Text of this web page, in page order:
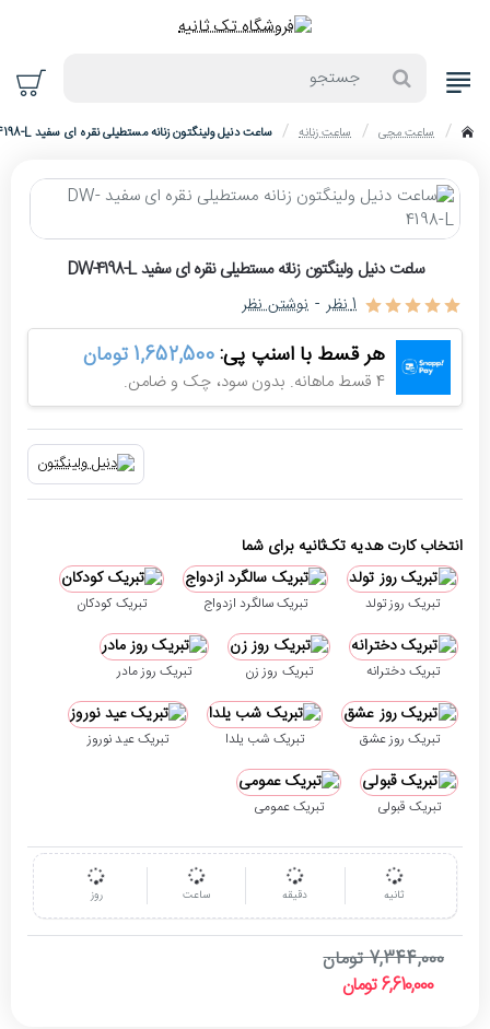
home
ساعت مچی ساعت زنانه ساعت دنیل ولینگتون زنانه مستطیلی نقره ای سفید DW-4198-L
حراج
ساعت دنیل ولینگتون زنانه مستطیلی نقره ای سفید DW-4198-L
هر قسط با اسنپ پی:1,652,500 تومان
4 قسط ماهانه. بدون سود، چک و ضامن.
1 نظر - نوشتن نظر
روز ساعت دقیقه ثانیه
6,610,000 تومان
7,344,000 تومان
انتخاب کارت هدیه تک‌ثانیه برای شما
تبریک روز تولد تبریک سالگرد ازدواج تبریک کودکان
تبریک دخترانه تبریک روز زن تبریک روز مادر
تبریک روز عشق تبریک شب یلدا تبریک عید نوروز
تبریک قبولی تبریک عمومی